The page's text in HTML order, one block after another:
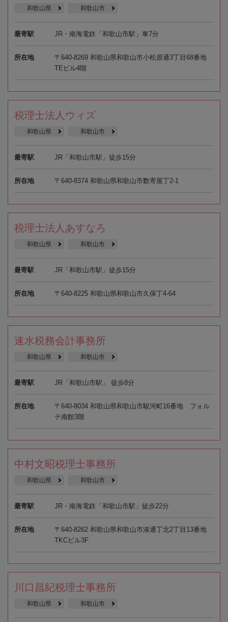
和歌山県 和歌山市
最寄駅 JR・南海電鉄「和歌山市駅」車7分
所在地
〒640-8269 和歌山県和歌山市小松原通3丁目68番地
TEビル4階
税理士法人ウィズ
和歌山県 和歌山市
最寄駅 JR「和歌山市駅」徒歩15分
所在地 〒640-8374 和歌山県和歌山市数寄屋丁2-1
税理士法人あすなろ
和歌山県 和歌山市
最寄駅 JR「和歌山市駅」徒歩15分
所在地 〒640-8225 和歌山県和歌山市久保丁4-64
速水税務会計事務所
和歌山県 和歌山市
最寄駅 JR「和歌山市駅」 徒歩8分
所在地
〒640-8034 和歌山県和歌山市駿河町16番地 フォル
テ南館3階
中村文昭税理士事務所
和歌山県 和歌山市
最寄駅 JR・南海電鉄「和歌山市駅」徒歩22分
所在地
〒640-8262 和歌山県和歌山市湊通丁北2丁目13番地
TKCビル3F
川口昌紀税理士事務所
和歌山県 和歌山市